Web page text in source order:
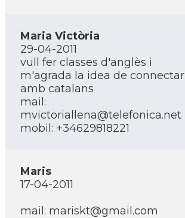
Maria Victòria
29-04-2011
vull fer classes d'anglès i
m'agrada la idea de connectar
amb catalans
mail:
mvictoriallena@telefonica.net
mobil: +34629818221
Maris
17-04-2011
mail: mariskt@gmail.com